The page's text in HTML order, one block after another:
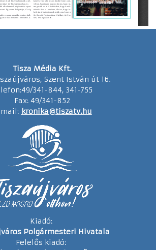
Tisza Média Kft.
Szent István út 16.
341-844, 341-755
Fax: 49/341-852
mail: kronika@tiszatv.hu
Kiadó:
Polgármesteri Hivatala
Felelős kiadó: